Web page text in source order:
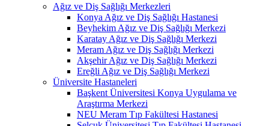
Ağız ve Diş Sağlığı Merkezleri
Konya Ağız ve Diş Sağlığı Hastanesi
Beyhekim Ağız ve Diş Sağlığı Merkezi
Karatay Ağız ve Diş Sağlığı Merkezi
Meram Ağız ve Diş Sağlığı Merkezi
Akşehir Ağız ve Diş Sağlığı Merkezi
Ereğli Ağız ve Diş Sağlığı Merkezi
Üniversite Hastaneleri
Başkent Üniversitesi Konya Uygulama ve
Araştırma Merkezi
NEU Meram Tıp Fakültesi Hastanesi